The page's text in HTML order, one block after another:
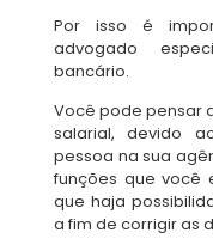
Por isso é
advogado
bancário.
Você pode pensar
salarial, devido
pessoa na sua
funções que você
que haja
a fim de corrigir as